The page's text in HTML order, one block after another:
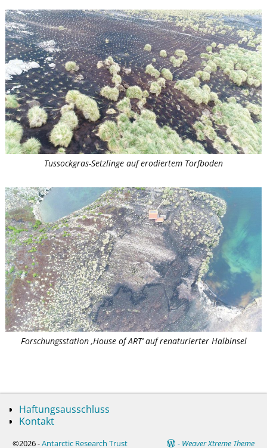
Tussockgras-Setzlinge auf erodiertem Torfboden
Forschungsstation ‚House of ART‘ auf renaturierter Halbinsel
Haftungsausschluss
Kontakt
©2026 -Antarctic Research Trust - Weaver Xtreme Theme